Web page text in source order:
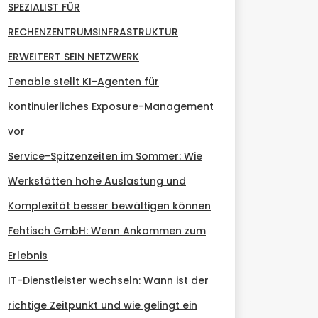
SPEZIALIST FÜR
RECHENZENTRUMSINFRASTRUKTUR
ERWEITERT SEIN NETZWERK
Tenable stellt KI-Agenten für
kontinuierliches Exposure-Management
vor
Service-Spitzenzeiten im Sommer: Wie
Werkstätten hohe Auslastung und
Komplexität besser bewältigen können
Fehtisch GmbH: Wenn Ankommen zum
Erlebnis
IT-Dienstleister wechseln: Wann ist der
richtige Zeitpunkt und wie gelingt ein